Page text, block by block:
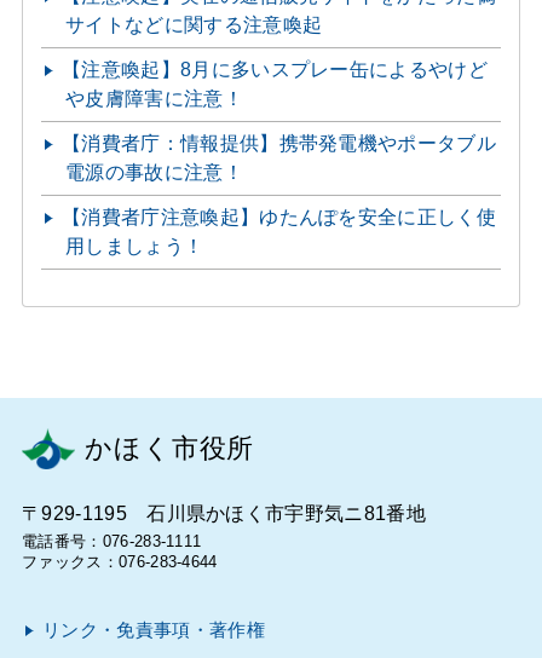
サイトなどに関する注意喚起
【注意喚起】8月に多いスプレー缶によるやけど
や皮膚障害に注意！
【消費者庁：情報提供】携帯発電機やポータブル
電源の事故に注意！
【消費者庁注意喚起】ゆたんぽを安全に正しく使
用しましょう！
かほく市役所
〒929-1195 石川県かほく市宇野気ニ81番地
電話番号：076-283-1111
ファックス：076-283-4644
リンク・免責事項・著作権